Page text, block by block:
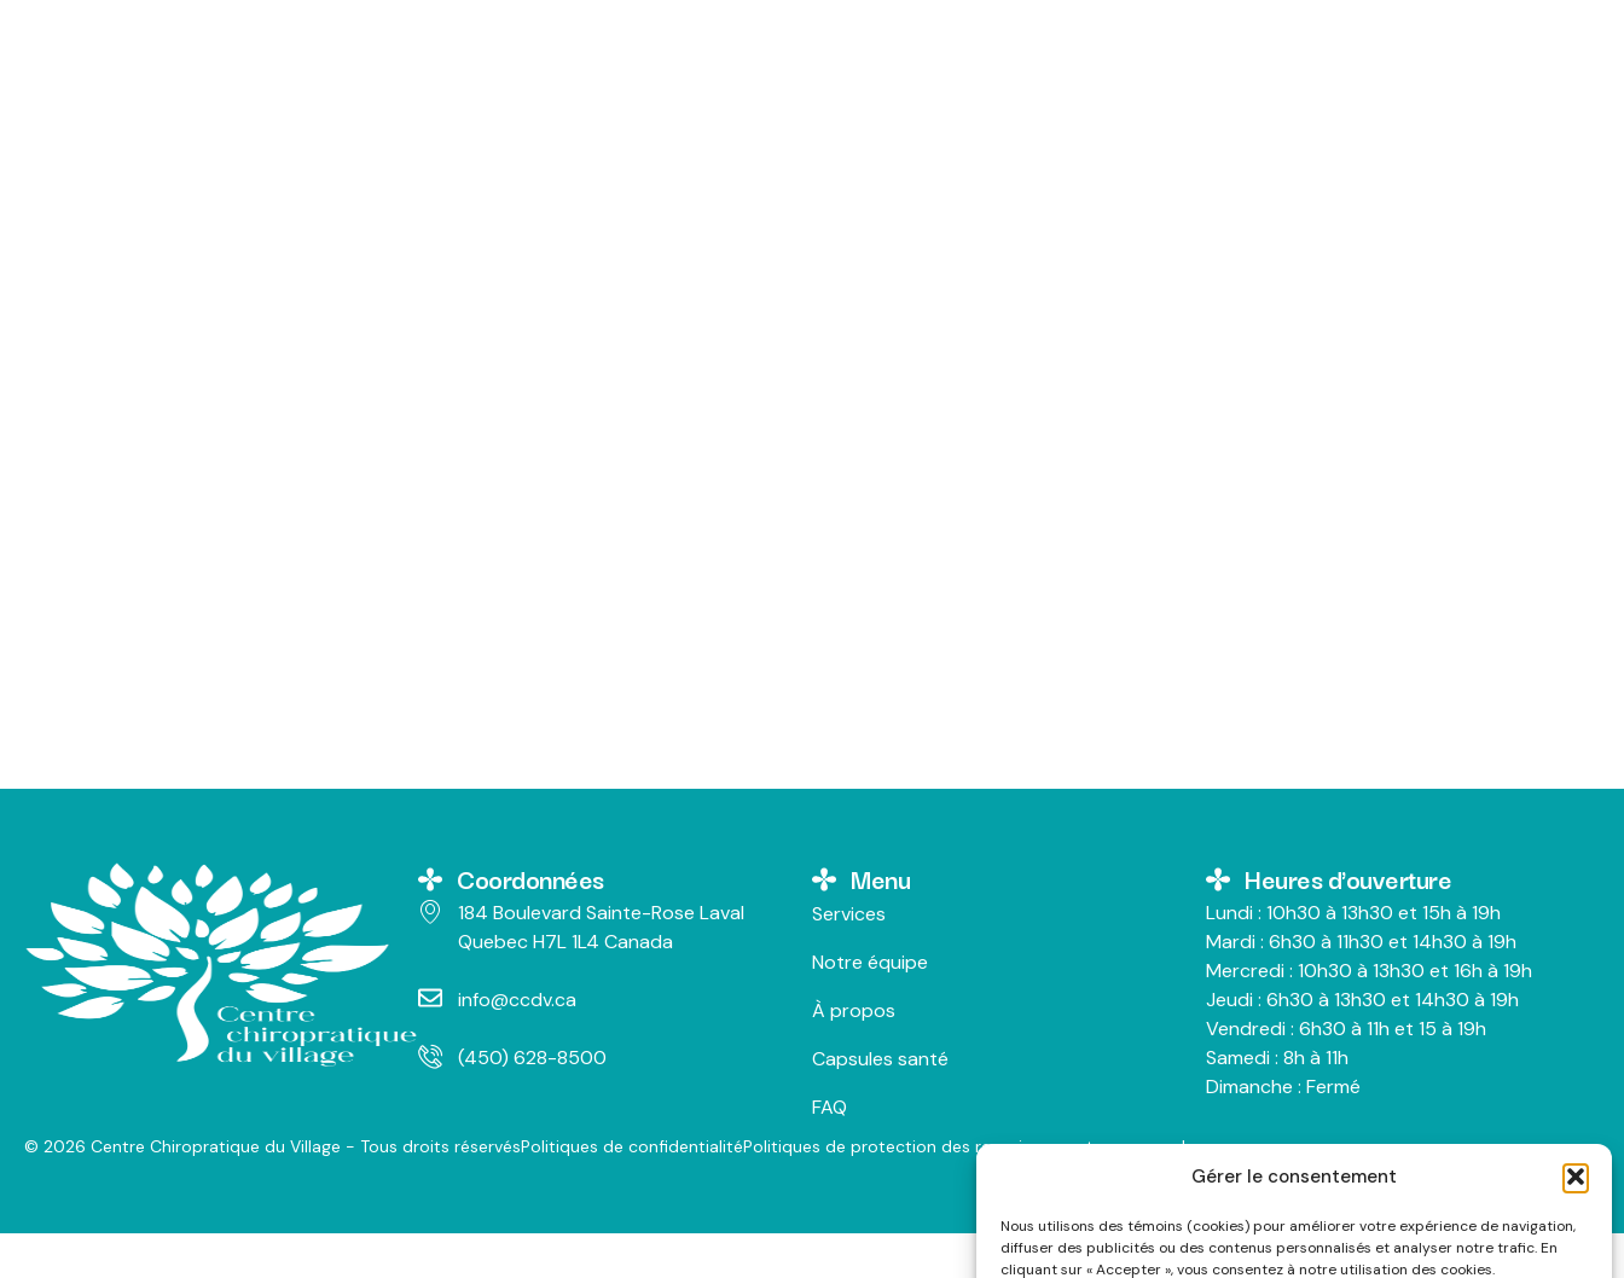
Gérer le consentement
Nous utilisons des témoins (cookies) pour améliorer votre expérience de navigation,
diffuser des publicités ou des contenus personnalisés et analyser notre trafic. En
cliquant sur « Accepter », vous consentez à notre utilisation des cookies.
Coordonnées
184 Boulevard Sainte-Rose Laval
Quebec H7L 1L4 Canada
info@ccdv.ca
(450) 628-8500
Menu
Services
Notre équipe
À propos
Capsules santé
FAQ
Heures d'ouverture
Lundi : 10h30 à 13h30 et 15h à 19h
Mardi : 6h30 à 11h30 et 14h30 à 19h
Mercredi : 10h30 à 13h30 et 16h à 19h
Jeudi : 6h30 à 13h30 et 14h30 à 19h
Vendredi : 6h30 à 11h et 15 à 19h
Samedi : 8h à 11h
Dimanche : Fermé
© 2026 Centre Chiropratique du Village - Tous droits réservésPolitiques de confidentialitéPolitiques de protection des renseignements personnels